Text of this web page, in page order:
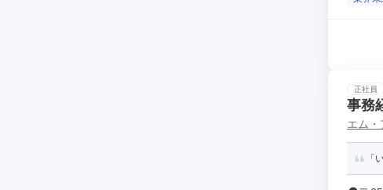
正社員
事務
エム・
「